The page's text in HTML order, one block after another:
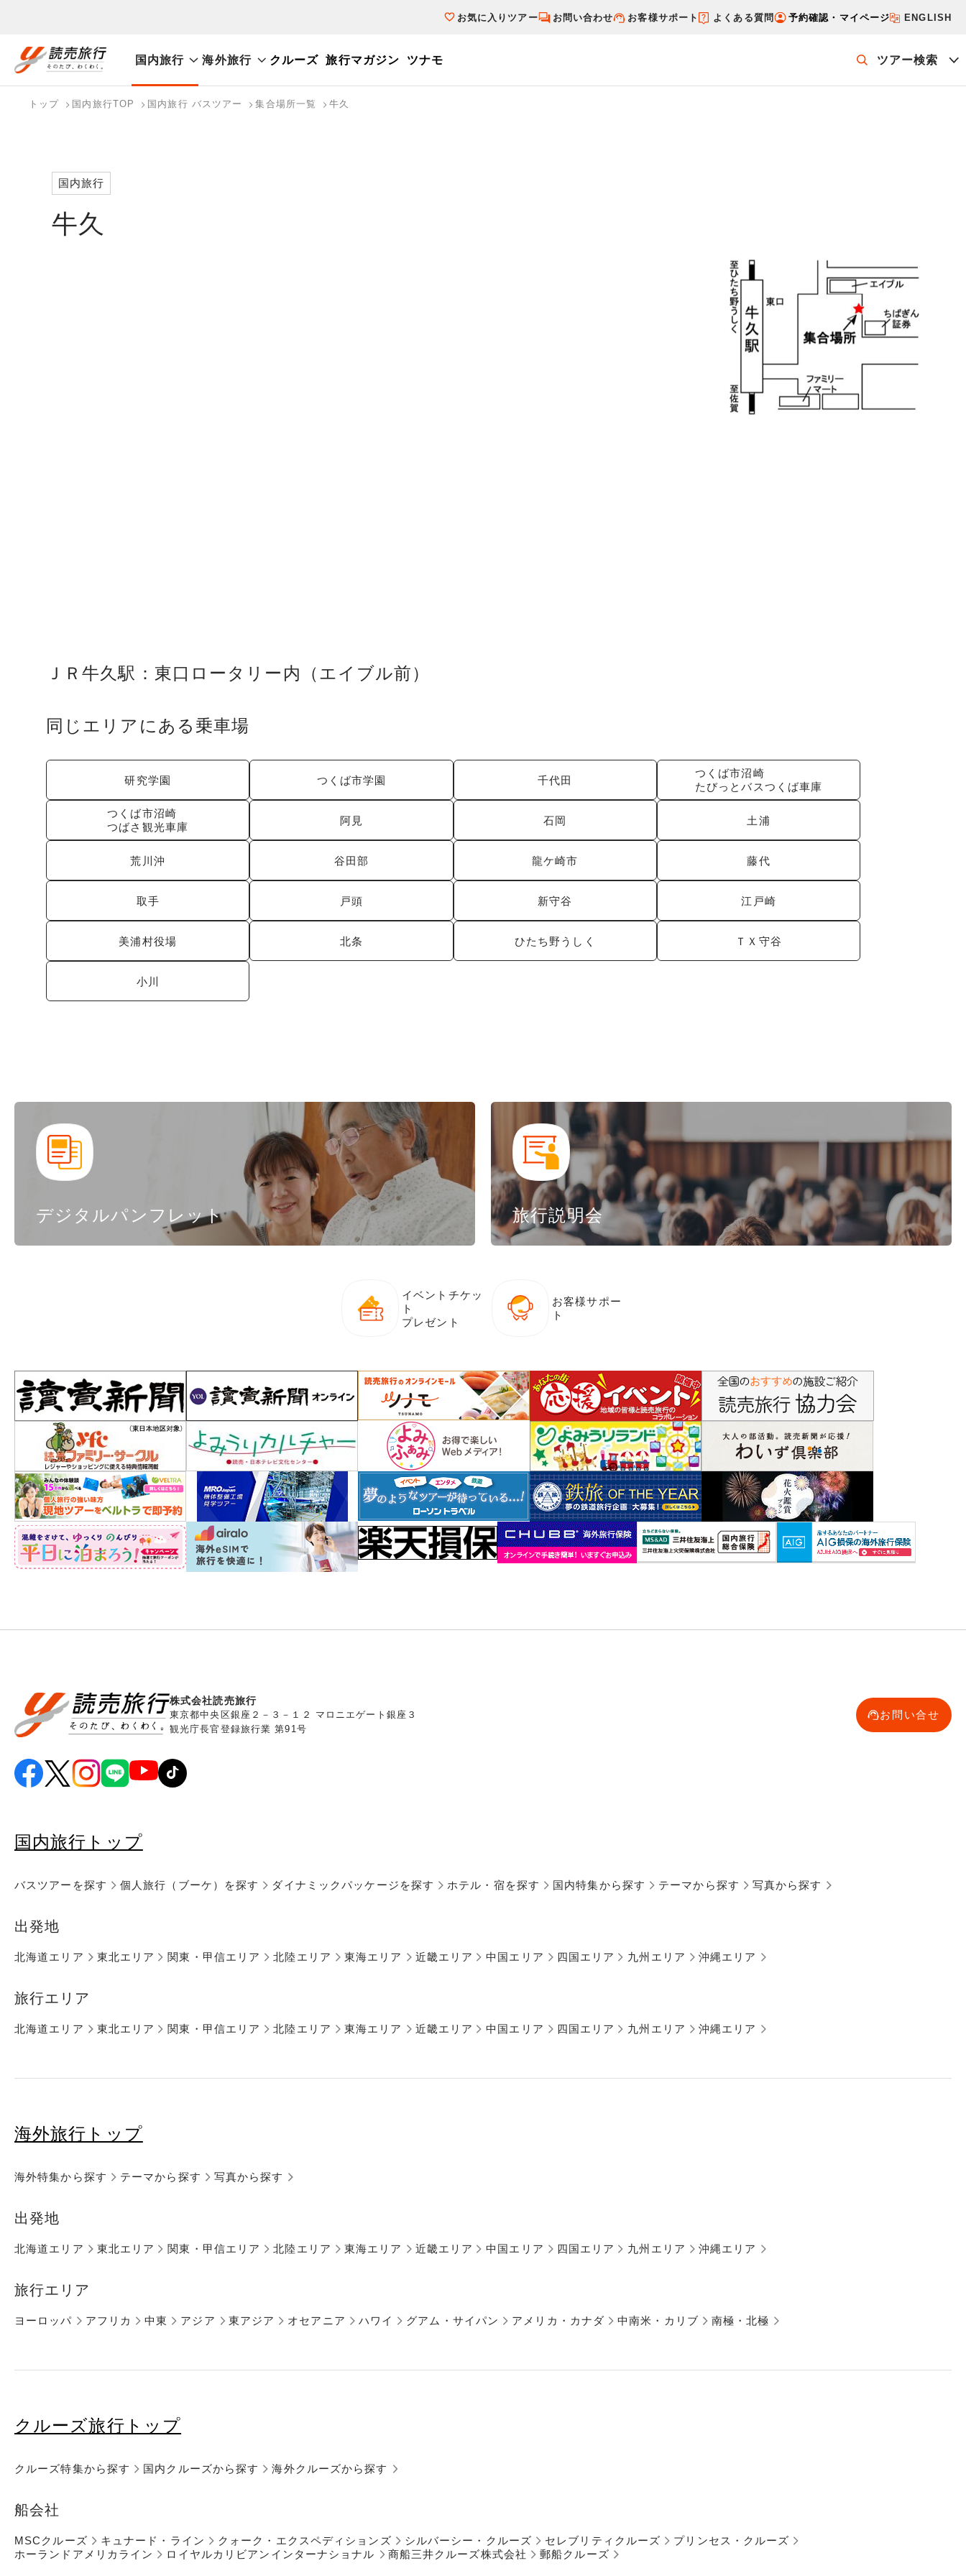
お気に入りツアー お問い合わせ お客様サポート よくある質問 予約確認・マイページ ENGLISH
国内旅行 海外旅行 クルーズ 旅行マガジン ツナモ ツアー検索
国内旅行トップ
海外旅行トップ
トップ 国内旅行TOP 国内旅行 バスツアー 集合場所一覧 牛久
牛久
国内旅行
ＪＲ牛久駅：東口ロータリー内（エイブル前）
同じエリアにある乗車場
研究学園 つくば市学園 千代田
つくば市沼崎
たびっとバスつくば車庫
つくば市沼崎
つばさ観光車庫
阿見 石岡 土浦
荒川沖 谷田部 龍ケ崎市 藤代
取手 戸頭 新守谷 江戸崎
美浦村役場 北条 ひたち野うしく ＴＸ守谷
小川
デジタルパンフレット 旅行説明会
イベントチケッ
ト
プレゼント
お客様サポー
ト
株式会社読売旅行
東京都中央区銀座２－３－１２ マロニエゲート銀座３
観光庁長官登録旅行業 第91号
お問い合せ
国内旅行トップ
バスツアーを探す 個人旅行（ブーケ）を探す ダイナミックパッケージを探す ホテル・宿を探す 国内特集から探す テーマから探す 写真から探す
出発地
北海道エリア 東北エリア 関東・甲信エリア 北陸エリア 東海エリア 近畿エリア 中国エリア 四国エリア 九州エリア 沖縄エリア
旅行エリア
北海道エリア 東北エリア 関東・甲信エリア 北陸エリア 東海エリア 近畿エリア 中国エリア 四国エリア 九州エリア 沖縄エリア
海外旅行トップ
海外特集から探す テーマから探す 写真から探す
出発地
北海道エリア 東北エリア 関東・甲信エリア 北陸エリア 東海エリア 近畿エリア 中国エリア 四国エリア 九州エリア 沖縄エリア
旅行エリア
ヨーロッパ アフリカ 中東 アジア 東アジア オセアニア ハワイ グアム・サイパン アメリカ・カナダ 中南米・カリブ 南極・北極
クルーズ旅行トップ
クルーズ特集から探す 国内クルーズから探す 海外クルーズから探す
船会社
MSCクルーズ キュナード・ライン クォーク・エクスペディションズ シルバーシー・クルーズ セレブリティクルーズ
プリンセス・クルーズ
ホーランドアメリカライン
ロイヤルカリビアンインターナショナル 商船三井クルーズ株式会社 郵船クルーズ